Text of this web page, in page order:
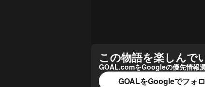
この物語を楽しんで
GOAL.comをGoogleの優先情報
GOALをGoogleでフォ